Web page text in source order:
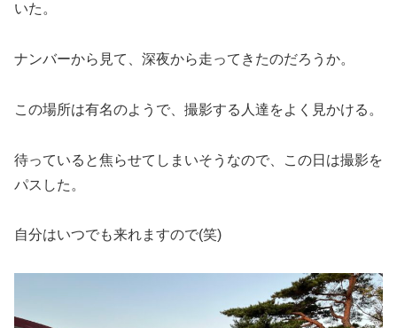
いた。
ナンバーから見て、深夜から走ってきたのだろうか。
この場所は有名のようで、撮影する人達をよく見かける。
待っていると焦らせてしまいそうなので、この日は撮影を
パスした。
自分はいつでも来れますので(笑)